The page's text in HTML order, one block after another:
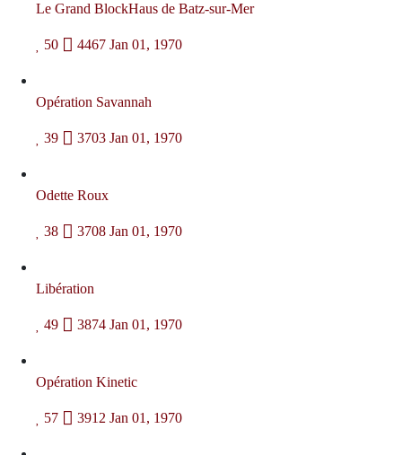
Le Grand BlockHaus de Batz-sur-Mer
50 4467 Jan 01, 1970
Opération Savannah
39 3703 Jan 01, 1970
Odette Roux
38 3708 Jan 01, 1970
Libération
49 3874 Jan 01, 1970
Opération Kinetic
57 3912 Jan 01, 1970